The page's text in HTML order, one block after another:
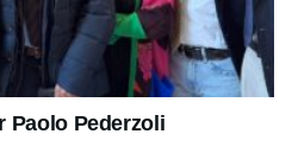
Paolo Pederzoli